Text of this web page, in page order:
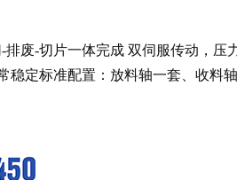
废-切片一体完成 双伺服传动，压
稳定标准配置：放料轴一套、收料